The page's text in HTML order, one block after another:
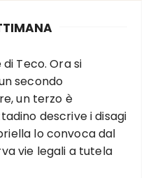
di Teco. Ora si
secondo
un terzo è
descrive i disagi
lo convoca dal
vie legali a tutela